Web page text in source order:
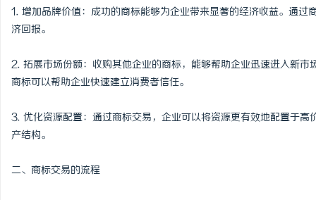
1. 增加品牌价值：成功的商标能够为企业带来显著的经济收益。通
济回报。
2. 拓展市场份额：收购其他企业的商标，能够帮助企业迅速进入新
商标可以帮助企业快速建立消费者信任。
3. 优化资源配置：通过商标交易，企业可以将资源更有效地配置于
产结构。
二、商标交易的流程